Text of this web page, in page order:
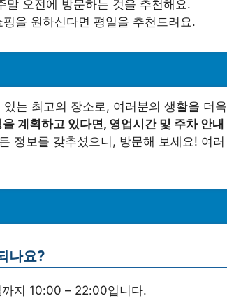
말 오전에 방문하는 것을 추천해요.
을 원하신다면 평일을 추천드려요.
는 최고의 장소로, 여러분의 생활을 더욱
계획하고 있다면, 영업시간 및 주차 안내
정보를 갖추셨으니, 방문해 보세요! 여러
나요?
까지 10:00 – 22:00입니다.